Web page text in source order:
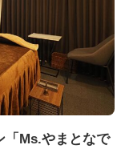
「Ms.やまとなで